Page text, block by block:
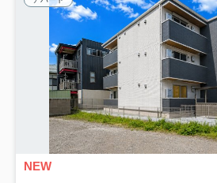
NEW